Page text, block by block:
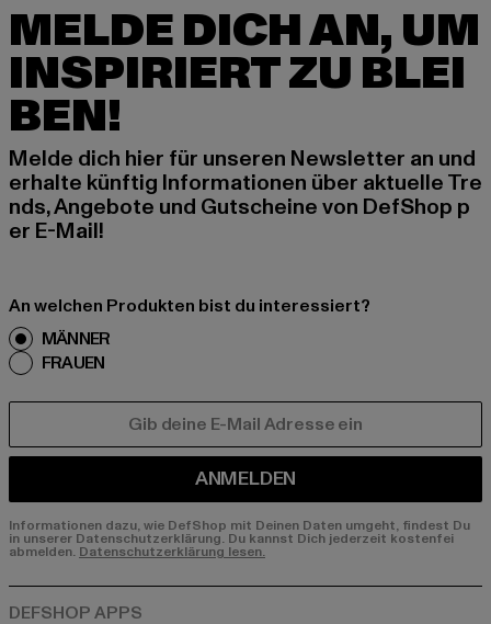
MELDE DICH AN, UM
INSPIRIERT ZU BLEI
BEN!
Melde dich hier für unseren Newsletter an und
erhalte künftig Informationen über aktuelle Tre
nds, Angebote und Gutscheine von DefShop p
er E-Mail!
An welchen Produkten bist du interessiert?
MÄNNER
FRAUEN
ANMELDEN
Informationen dazu, wie DefShop mit Deinen Daten umgeht, findest Du
in unserer Datenschutzerklärung. Du kannst Dich jederzeit kostenfei
abmelden. Datenschutzerklärung lesen.